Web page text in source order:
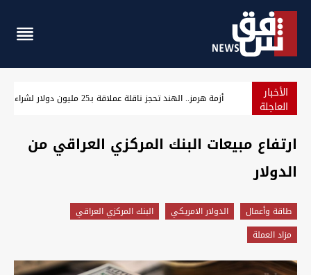
الأخبار
العاجلة مسؤول سوري: التعاون النفطي مع العراق يخفف أزمة الطاقة
ارتفاع مبيعات البنك المركزي العراقي من
الدولار
طاقة وأعمال الدولار الامريكي
البنك المركزي العراقي
مزاد العملة